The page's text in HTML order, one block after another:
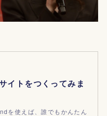
イトをつくってみま
を使えば、誰でもかんたん